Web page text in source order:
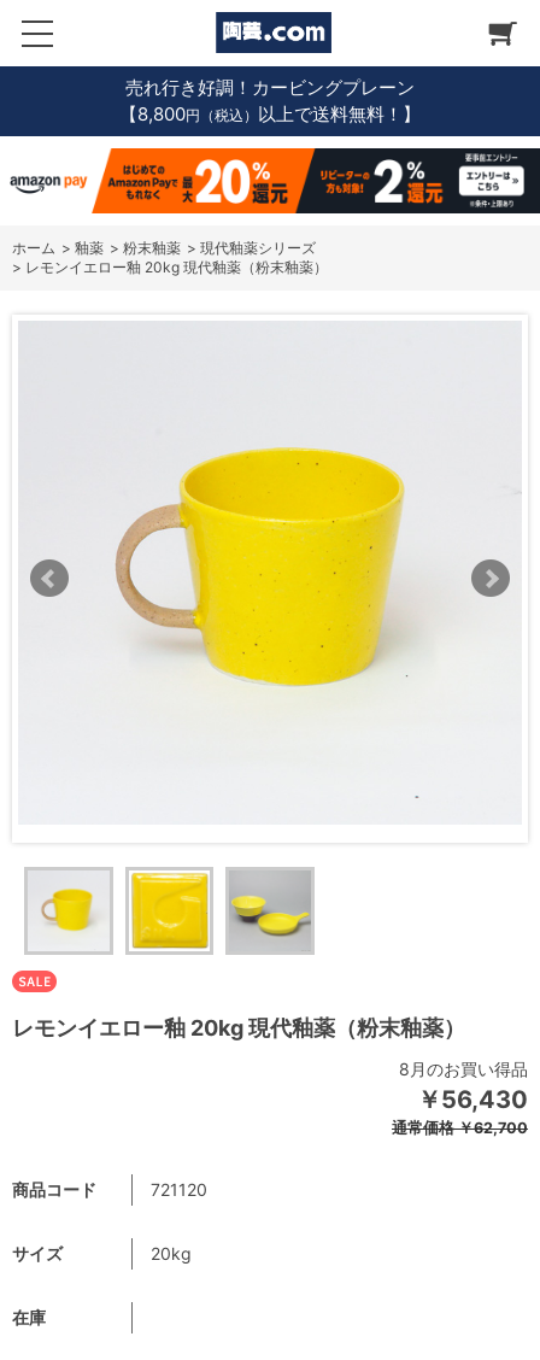
売れ行き好調！カービングプレーン
【8,800円（税込） 以上で送料無料！】
ホーム > 釉薬 > 粉末釉薬 > 現代釉薬シリーズ
> レモンイエロー釉 20kg 現代釉薬（粉末釉薬）
レモンイエロー釉 20kg 現代釉薬（粉末釉薬）
8月のお買い得品
￥56,430
通常価格￥62,700
商品コード 721120
サイズ 20kg
在庫